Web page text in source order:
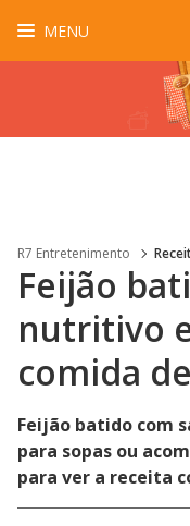
MENU
R7 Entretenimento
Feijão
nutritivo
comida
Feijão batido com
para sopas ou
para ver a receita